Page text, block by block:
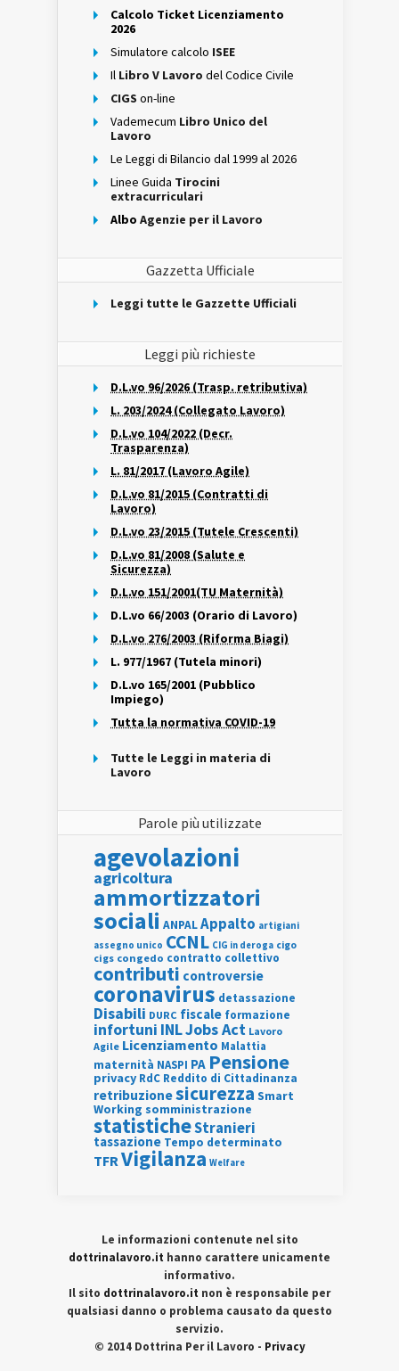
Calcolo Ticket Licenziamento
2026
Simulatore calcolo ISEE
Il Libro V Lavoro del Codice Civile
CIGS on-line
Vademecum Libro Unico del
Lavoro
Le Leggi di Bilancio dal 1999 al 2026
Linee Guida Tirocini
extracurriculari
Albo Agenzie per il Lavoro
Gazzetta Ufficiale
Leggi tutte le Gazzette Ufficiali
Leggi più richieste
D.L.vo 96/2026 (Trasp. retributiva)
L. 203/2024 (Collegato Lavoro)
D.L.vo 104/2022 (Decr.
Trasparenza)
L. 81/2017 (Lavoro Agile)
D.L.vo 81/2015 (Contratti di
Lavoro)
D.L.vo 23/2015 (Tutele Crescenti)
D.L.vo 81/2008 (Salute e
Sicurezza)
D.L.vo 151/2001(TU Maternità)
D.L.vo 66/2003 (Orario di Lavoro)
D.L.vo 276/2003 (Riforma Biagi)
L. 977/1967 (Tutela minori)
D.L.vo 165/2001 (Pubblico
Impiego)
Tutta la normativa COVID-19
Tutte le Leggi in materia di
Lavoro
Parole più utilizzate
agevolazioni
agricoltura
ammortizzatori
sociali ANPALAppalto artigiani
assegno unico CCNL CIG in deroga cigo
cigs congedo contratto collettivo
contributi controversie
coronavirus detassazione
Disabili DURC fiscale formazione
infortuni INLJobs Act Lavoro
Agile Licenziamento Malattia
maternità NASPI PA Pensione
privacy RdC Reddito di Cittadinanza
retribuzionesicurezza Smart
Working somministrazione
statisticheStranieri
tassazione Tempo determinato
TFR Vigilanza Welfare
Le informazioni contenute nel sito
dottrinalavoro.it hanno carattere unicamente
informativo.
Il sito dottrinalavoro.it non è responsabile per
qualsiasi danno o problema causato da questo
servizio.
© 2014 Dottrina Per il Lavoro - Privacy